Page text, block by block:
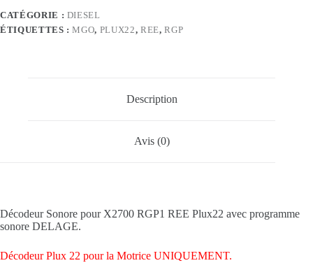
CATÉGORIE : DIESEL
ÉTIQUETTES :MGO, PLUX22, REE,RGP
Description
Avis (0)
Décodeur Sonore pour X2700 RGP1 REE Plux22 avec programme
sonore DELAGE.
Décodeur Plux 22 pour la Motrice UNIQUEMENT.